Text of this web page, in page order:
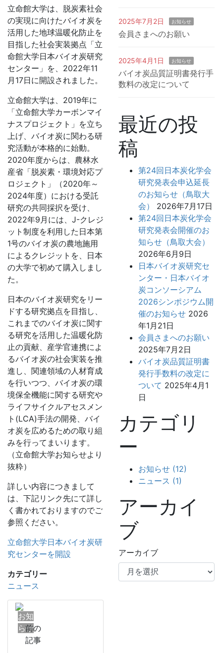
立命館大学は、脱炭素社会
の実現に向けたバイオ炭を
活用した地球温暖化防止を
目指した社会実装拠点「立
命館大学日本バイオ炭研究
センター」を、2022年11
月17日に開設されました。
立命館大学は、2019年に
「立命館大学カーボンマイ
ナスプロジェクト」を立ち
上げ、バイオ炭に関わる研
究活動が本格的に始動。
2020年度からは、農林水
産省「脱炭素・環境対応プ
ロジェクト」（2020年～
2024年度）における受託
研究の共同採択を受け、
2022年9月には、J-クレジ
ット制度を利用した日本第
1号のバイオ炭の農地施用
によるクレジットを、日本
の大学で初めて購入しまし
た。
日本のバイオ炭研究をリー
ドする研究拠点を目指し、
これまでのバイオ炭に関す
る研究を活用した温暖化防
止の貢献、産学官連携によ
るバイオ炭の社会実装を推
進し、関連領域の人材育成
を行いつつ、バイオ炭の環
境保全機能に関する研究や
ライフサイクルアセスメン
ト(LCA)手法の開発、バイ
オ炭を広めるための取り組
みを行ってまいります。
（立命館大学お知らせより
抜粋）
詳しい内容につきまして
は、下記リンク先にて詳し
く書かれておりますのでご
参照ください。
立命館大学日本バイオ炭研
究センターを開設
カテゴリー
ニュース
お知
らせ
前の
記事
2025年7月2日 お知らせ
会員さまへのお願い
2025年4月1日 お知らせ
バイオ炭品質証明書発行手
数料の改定について
最近の投
稿
第24回日本炭化学会
研究発表会申込延長
のお知らせ（鳥取大
会）
2026年7月17日
第24回日本炭化学会
研究発表会開催のお
知らせ（鳥取大会）
2026年6月9日
日本バイオ炭研究セ
ンター・日本バイオ
炭コンソーシアム
2026シンポジウム開
催のお知らせ 2026
年1月21日
会員さまへのお願い
2025年7月2日
バイオ炭品質証明書
発行手数料の改定に
ついて 2025年4月1
日
カテゴリ
ー
お知らせ (12)
ニュース (1)
アーカイ
ブ
アーカイブ